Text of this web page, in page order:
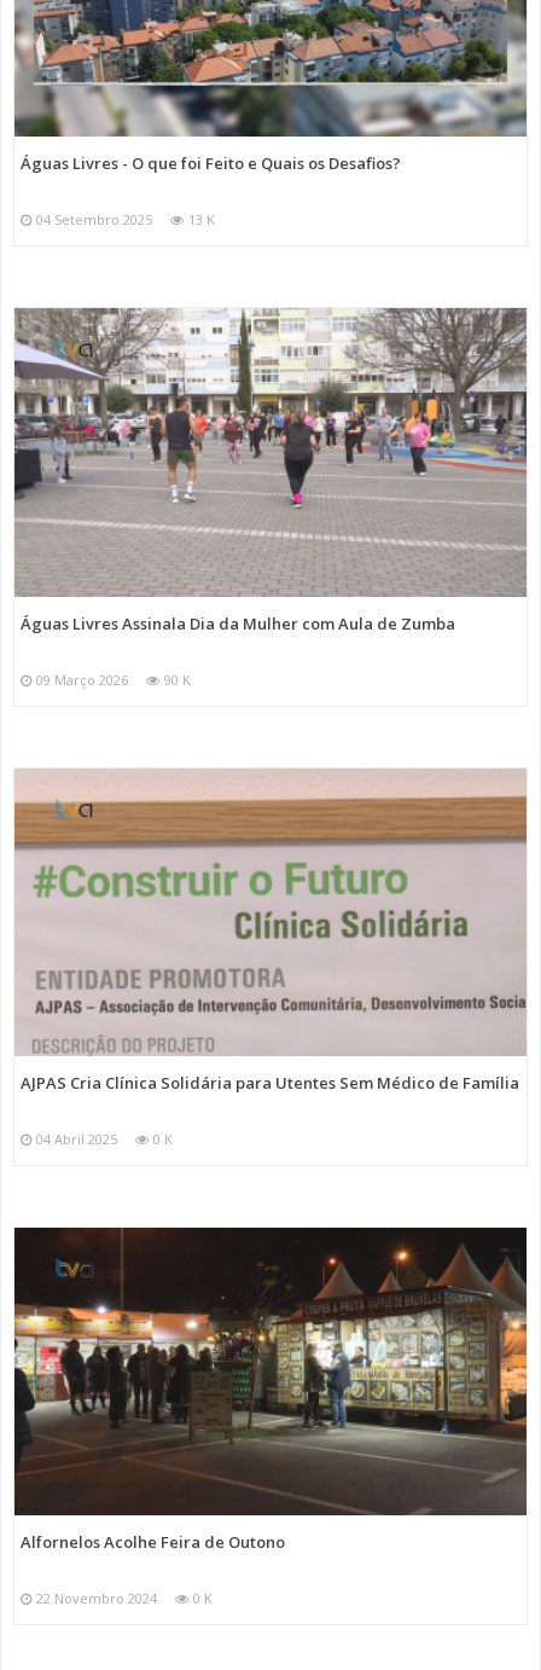
Águas Livres - O que foi Feito e Quais os Desafios?
04 Setembro 2025 13 K
Águas Livres Assinala Dia da Mulher com Aula de Zumba
09 Março 2026 90 K
AJPAS Cria Clínica Solidária para Utentes Sem Médico de Família
04 Abril 2025 0 K
Alfornelos Acolhe Feira de Outono
22 Novembro 2024 0 K